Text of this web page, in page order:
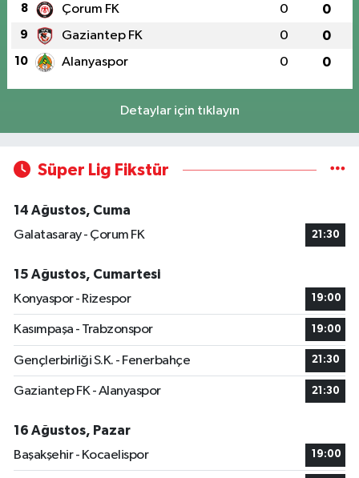
8 Çorum FK 0 0
9 Gaziantep FK 0 0
10 Alanyaspor 0 0
Detaylar için tıklayın
Süper Lig Fikstür
14 Ağustos, Cuma
Galatasaray - Çorum FK
21:30
15 Ağustos, Cumartesi
Konyaspor - Rizespor
19:00
Kasımpaşa - Trabzonspor 19:00
Gençlerbirliği S.K. - Fenerbahçe 21:30
Gaziantep FK - Alanyaspor 21:30
16 Ağustos, Pazar
Başakşehir - Kocaelispor
19:00